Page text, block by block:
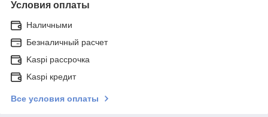
Условия оплаты
Наличными
Безналичный расчет
Kaspi рассрочка
Kaspi кредит
Все условия оплаты